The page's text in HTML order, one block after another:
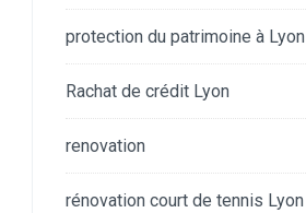
protection du patrimoine à Lyon
Rachat de crédit Lyon
renovation
rénovation court de tennis Lyon